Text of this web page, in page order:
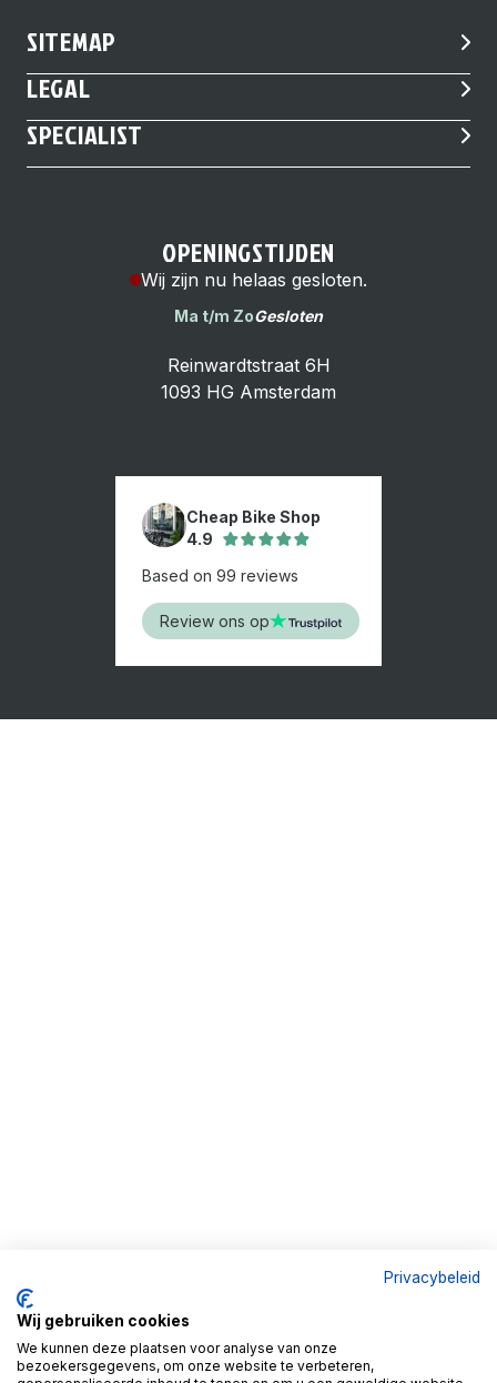
SITEMAP
LEGAL
SPECIALIST
Cheap Bike Shop
4.9
Based on 99 reviews
Review ons op
OPENINGSTIJDEN
Wij zijn nu helaas gesloten.
Ma t/m ZoGesloten
Reinwardtstraat 6H
1093 HG Amsterdam
Privacybeleid
Wij gebruiken cookies
We kunnen deze plaatsen voor analyse van onze
bezoekersgegevens, om onze website te verbeteren,